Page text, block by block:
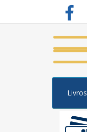
Livros